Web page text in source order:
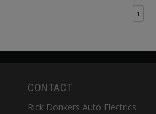
1
CONTACT
Rick Donkers Auto Electrics